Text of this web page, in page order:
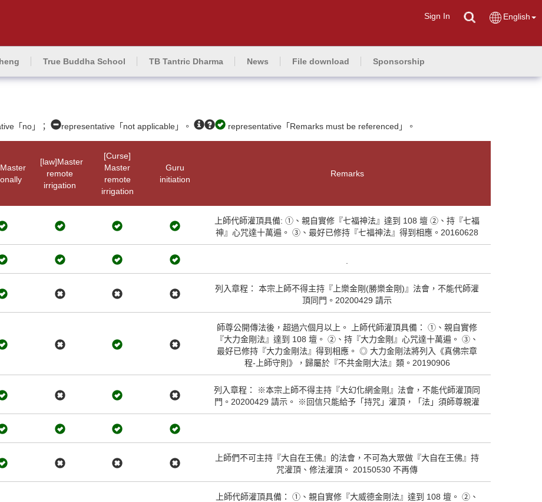
Sign In English
True Buddha School TB Tantric Dharma News File download Sponsorship
「no」； representative「not applicable」。 representative「Remarks must be referenced」。
[law]Master
remote
irrigation
[Curse]
Master
remote
irrigation
Guru
initiation
Remarks
上師代師灌頂具備: ①、親自實修『七福神法』達到 108 壇 ②、持『七福
神』心咒達十萬遍。 ③、最好已修持『七福神法』得到相應。20160628
列入章程： 本宗上師不得主持『上樂金剛(勝樂金剛)』法會，不能代師灌
頂同門。20200429 請示
師尊公開傳法後，超過六個月以上。 上師代師灌頂具備： ①、親自實修
『大力金剛法』達到 108 壇。 ②、持『大力金剛』心咒達十萬遍。 ③、
最好已修持『大力金剛法』得到相應。 ◎ 大力金剛法將列入《真佛宗章
程-上師守則》，歸屬於『不共金剛大法』類。20190906
列入章程： ※本宗上師不得主持『大幻化網金剛』法會，不能代師灌頂同
門。20200429 請示。 ※回信只能給予「持咒」灌頂，「法」須師尊親灌
上師們不可主持『大自在王佛』的法會，不可為大眾做『大自在王佛』持
咒灌頂、修法灌頂。 20150530 不再傳
上師代師灌頂具備： ①、親自實修『大威德金剛法』達到 108 壇。 ②、